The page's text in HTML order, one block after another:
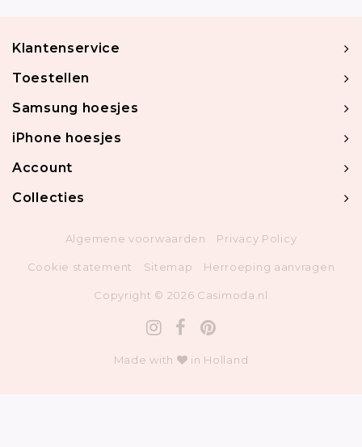
Klantenservice
Toestellen
Samsung hoesjes
iPhone hoesjes
Account
Collecties
Algemene voorwaarden Privacy Policy
Cookie statement Sitemap Herroeping aanvragen
Copyright © 2026 Casimoda.nl
Made with in Holland